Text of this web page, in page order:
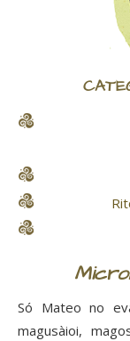
Só Mateo no
magusàioi,